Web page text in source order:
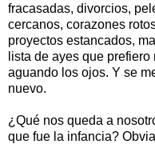
fracasadas, divorcios,
cercanos, corazones
proyectos estancados,
lista de ayes que
aguando los ojos. Y se
nuevo.
¿Qué nos queda a
que fue la infancia?